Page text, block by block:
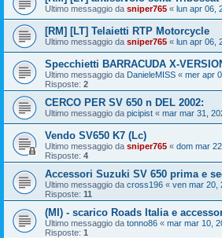
Ultimo messaggio da sniper765 « lun apr 06,
[RM] [LT] Telaietti RTP Motorcycle
Ultimo messaggio da sniper765 « lun apr 06,
Specchietti BARRACUDA X-
Ultimo messaggio da DanieleMISS « mer apr
Risposte: 2
CERCO PER SV 650 n DEL 2002:
Ultimo messaggio da picipist « mar mar 31,
Vendo SV650 K7 (Lc)
Ultimo messaggio da sniper765 « dom mar
Risposte: 4
Accessori Suzuki SV 650 prima e
Ultimo messaggio da cross196 « ven mar 20,
Risposte: 11
(MI) - scarico Roads Italia e
Ultimo messaggio da tonno86 « mar mar 10,
Risposte: 1